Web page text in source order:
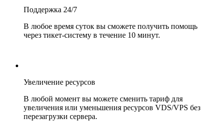
Поддержка 24/7
В любое время суток вы сможете получить помощь
через тикет-систему в течение 10 минут.
Увеличение ресурсов
В любой момент вы можете сменить тариф для
увеличения или уменьшения ресурсов VDS/VPS без
перезагрузки сервера.